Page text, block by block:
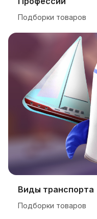
Подборки товаров
Виды транспорта
Подборки товаров